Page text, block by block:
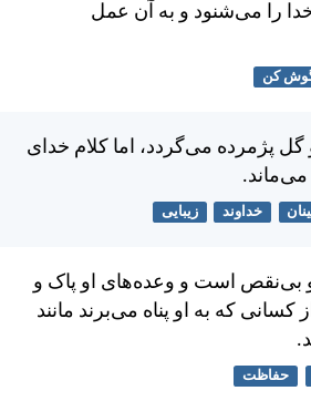
را می‌شنود و به آن عمل
کن
پژمرده می‌گردد، اما كلام خدای
خداوند زیبایی
بی‌نقص است و وعده‌های او پاک و
كسانی كه به او پناه می‌برند مانند
حفاظت